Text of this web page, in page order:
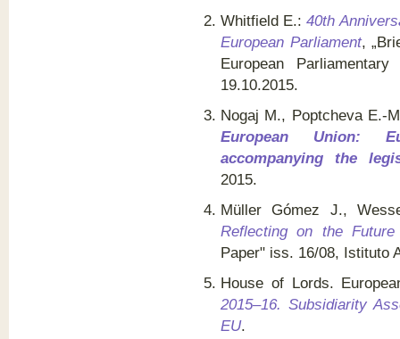
Whitfield E.:40th
European Parliament,
European
19.10.2015.
Nogaj M., Poptcheva E.-
European Union:
accompanying the
2015.
Müller Gómez J.,
Reflecting on the
Paper" iss. 16/08, Istituto
House of Lords.
2015–16. Subsidiarity
EU.